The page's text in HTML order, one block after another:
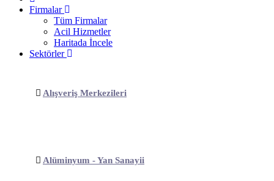
Firmalar
Tüm Firmalar
Acil Hizmetler
Haritada İncele
Sektörler
Alışveriş Merkezileri
Alüminyum - Yan Sanayii